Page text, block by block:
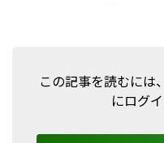
この記事を読むには
にログ